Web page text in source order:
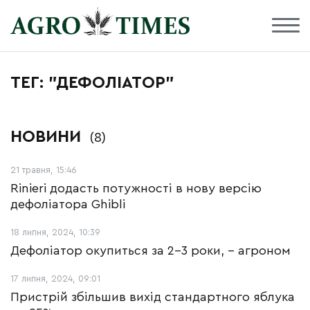
ТЕГ: "ДЕФОЛІАТОР"
НОВИНИ (8)
21 травня, 15:46
Rinieri додасть потужності в нову версію
дефоліатора Ghibli
18 липня, 2024, 10:39
Дефоліатор окупиться за 2-3 роки, – агроном
17 липня, 2024, 09:01
Пристрій збільшив вихід стандартного яблука